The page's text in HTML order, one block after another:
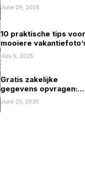
in Nederland
June 29, 2025
10 praktische tips voor
mooiere
July 5, 2025
Gratis zakelijke
gegevens opvragen:
mogelijkheden en
beperkingen
June 25, 2025